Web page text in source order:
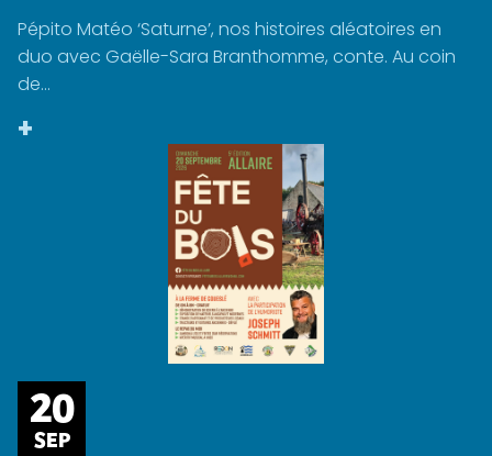
Pépito Matéo ‘Saturne’, nos histoires aléatoires en
duo avec Gaëlle-Sara Branthomme, conte. Au coin
de...
+
20
SEP